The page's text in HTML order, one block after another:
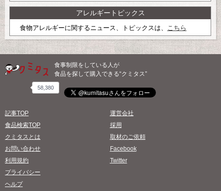
アレルギートピックス
食物アレルギーに関するニュース、トピックスは、 こちら
食事制限をしている人が
食品を探して購入できる“クミタス”
58,380
記事TOP
食品検索TOP
クミタスとは
お問い合わせ
利用規約
プライバシー
ヘルプ
運営会社
採用
取材のご依頼
Facebook
Twitter